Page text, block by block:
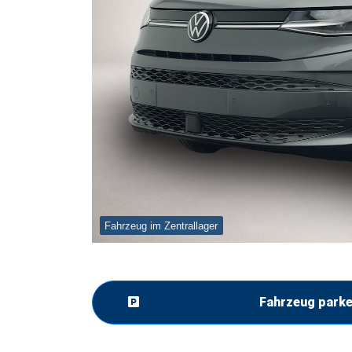
Fahrzeug im Zentrallager
Fahrzeug